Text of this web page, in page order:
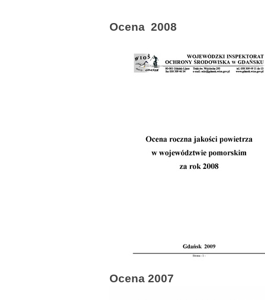
Ocena 2008
Ocena 2007